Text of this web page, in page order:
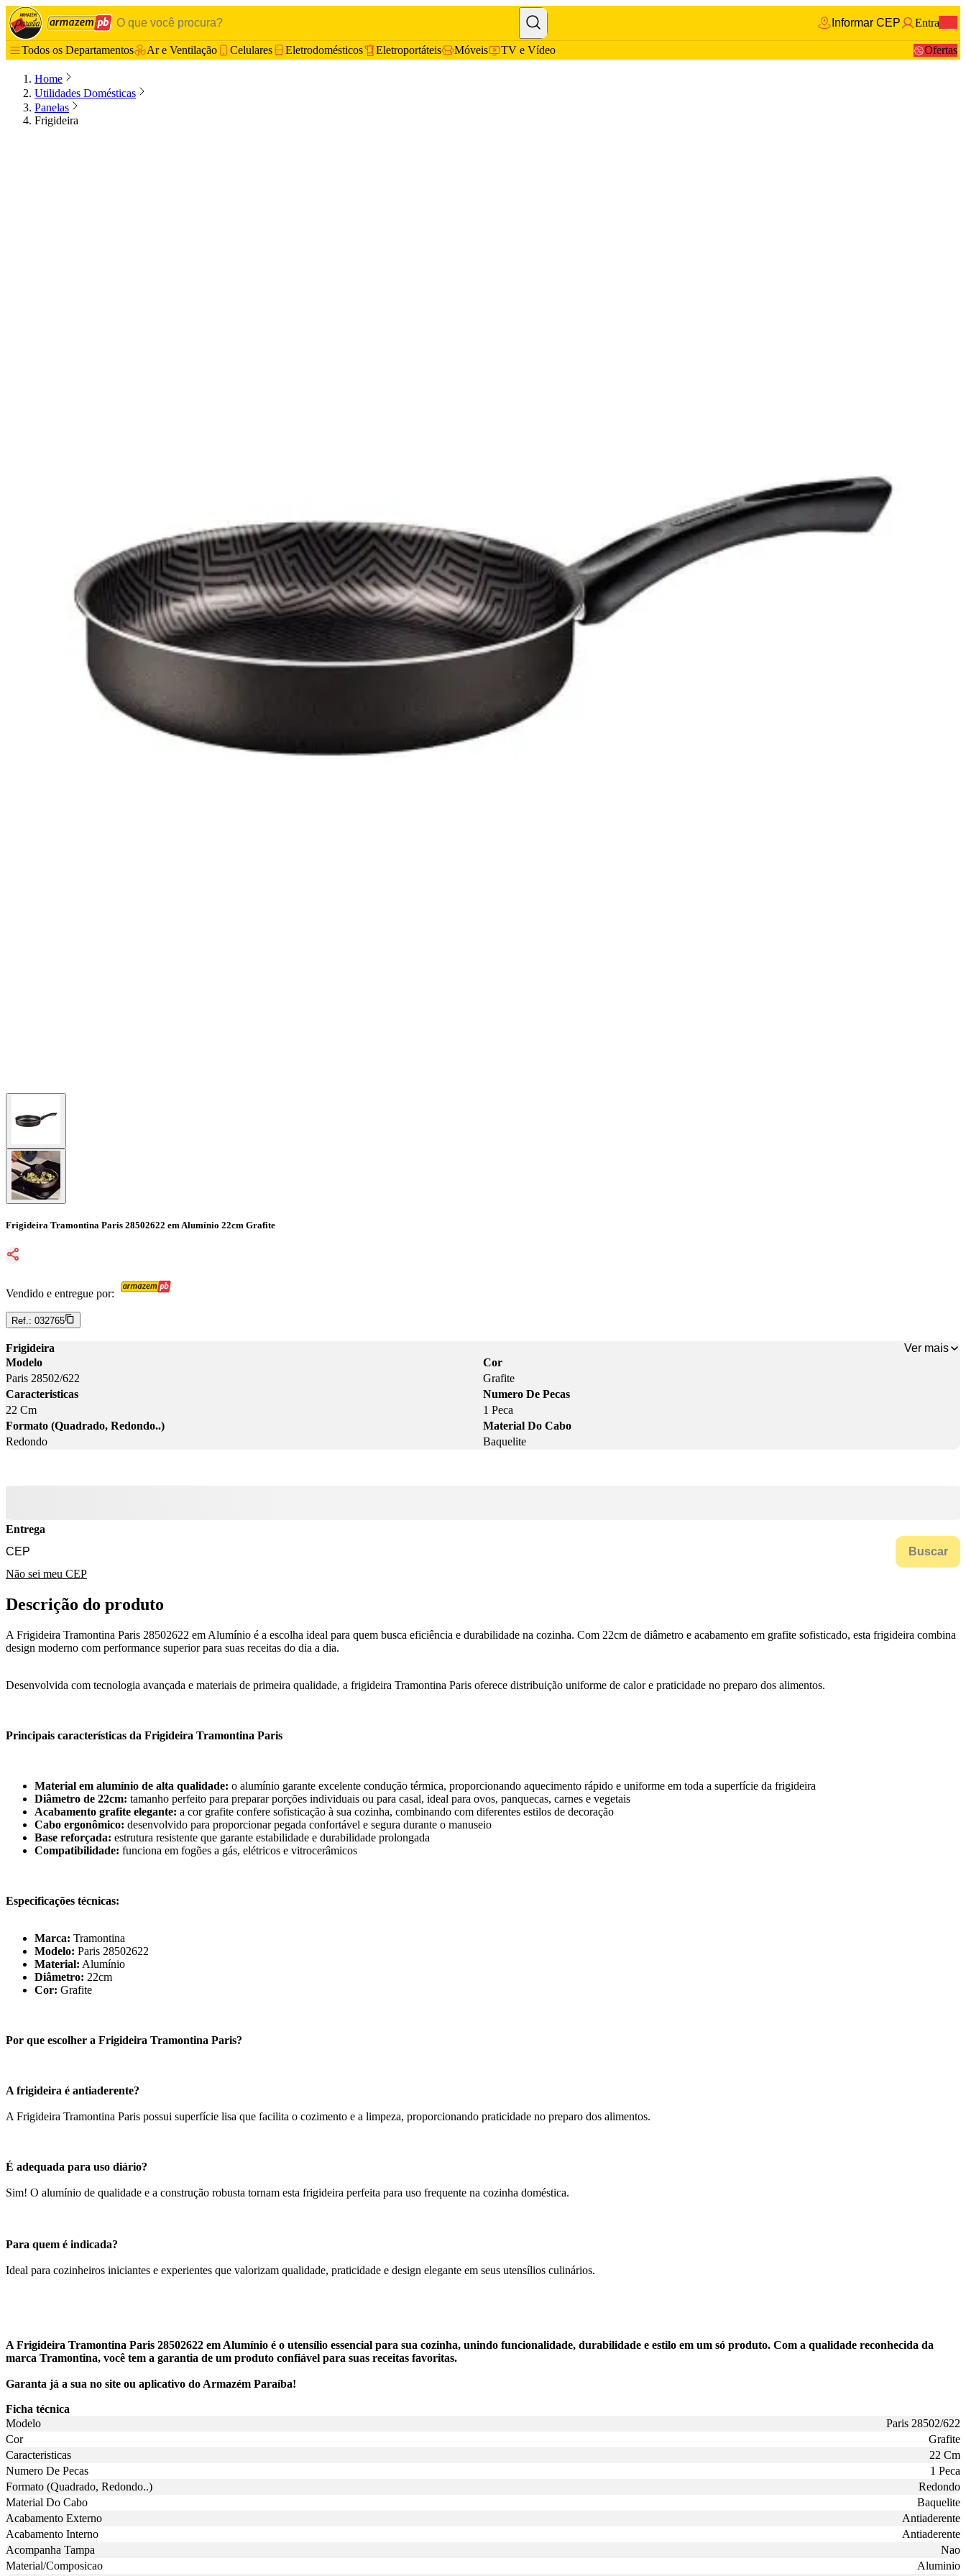
Informar CEP Entrar
Todos os Departamentos Ar e Ventilação Celulares Eletrodomésticos Eletroportáteis Móveis TV e Vídeo Ofertas
Home
Utilidades Domésticas
Panelas
Frigideira
Frigideira Tramontina Paris 28502622 em Alumínio 22cm Grafite
Vendido e entregue por:
Ref.: 032765
Frigideira
Ver mais
Modelo
Paris 28502/622
Cor
Grafite
Caracteristicas
22 Cm
Numero De Pecas
1 Peca
Formato (Quadrado, Redondo..)
Redondo
Material Do Cabo
Baquelite
Entrega
Buscar
Não sei meu CEP
Descrição do produto
A Frigideira Tramontina Paris 28502622 em Alumínio é a escolha ideal para quem busca eficiência e durabilidade na cozinha. Com 22cm de diâmetro e acabamento em grafite sofisticado, esta frigideira combina
design moderno com performance superior para suas receitas do dia a dia.
Desenvolvida com tecnologia avançada e materiais de primeira qualidade, a frigideira Tramontina Paris oferece distribuição uniforme de calor e praticidade no preparo dos alimentos.
Principais características da Frigideira Tramontina Paris
Material em alumínio de alta qualidade: o alumínio garante excelente condução térmica, proporcionando aquecimento rápido e uniforme em toda a superfície da frigideira
Diâmetro de 22cm: tamanho perfeito para preparar porções individuais ou para casal, ideal para ovos, panquecas, carnes e vegetais
Acabamento grafite elegante: a cor grafite confere sofisticação à sua cozinha, combinando com diferentes estilos de decoração
Cabo ergonômico: desenvolvido para proporcionar pegada confortável e segura durante o manuseio
Base reforçada: estrutura resistente que garante estabilidade e durabilidade prolongada
Compatibilidade: funciona em fogões a gás, elétricos e vitrocerâmicos
Especificações técnicas:
Marca: Tramontina
Modelo: Paris 28502622
Material: Alumínio
Diâmetro: 22cm
Cor: Grafite
Por que escolher a Frigideira Tramontina Paris?
A frigideira é antiaderente?
A Frigideira Tramontina Paris possui superfície lisa que facilita o cozimento e a limpeza, proporcionando praticidade no preparo dos alimentos.
É adequada para uso diário?
Sim! O alumínio de qualidade e a construção robusta tornam esta frigideira perfeita para uso frequente na cozinha doméstica.
Para quem é indicada?
Ideal para cozinheiros iniciantes e experientes que valorizam qualidade, praticidade e design elegante em seus utensílios culinários.
A Frigideira Tramontina Paris 28502622 em Alumínio é o utensílio essencial para sua cozinha, unindo funcionalidade, durabilidade e estilo em um só produto. Com a qualidade reconhecida da
marca Tramontina, você tem a garantia de um produto confiável para suas receitas favoritas.
Garanta já a sua no site ou aplicativo do Armazém Paraíba!
Ficha técnica
Modelo
Paris 28502/622
Cor
Grafite
Caracteristicas
22 Cm
Numero De Pecas
1 Peca
Formato (Quadrado, Redondo..)
Redondo
Material Do Cabo
Baquelite
Acabamento Externo
Antiaderente
Acabamento Interno
Antiaderente
Acompanha Tampa
Nao
Material/Composicao
Aluminio